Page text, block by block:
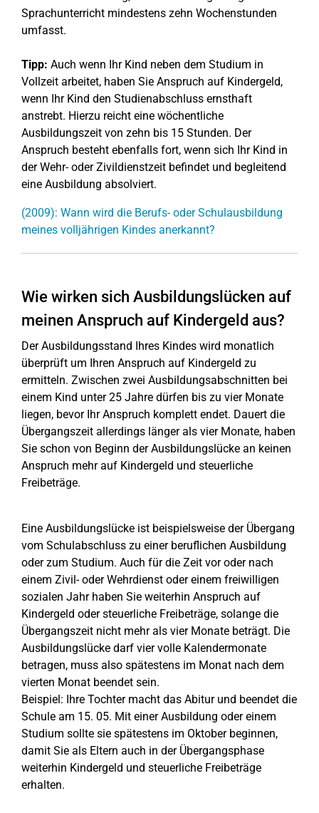
Sprachunterricht mindestens zehn Wochenstunden
umfasst.
Tipp: Auch wenn Ihr Kind neben dem Studium in
Vollzeit arbeitet, haben Sie Anspruch auf Kindergeld,
wenn Ihr Kind den Studienabschluss ernsthaft
anstrebt. Hierzu reicht eine wöchentliche
Ausbildungszeit von zehn bis 15 Stunden. Der
Anspruch besteht ebenfalls fort, wenn sich Ihr Kind in
der Wehr- oder Zivildienstzeit befindet und begleitend
eine Ausbildung absolviert.
(2009): Wann wird die Berufs- oder Schulausbildung
meines volljährigen Kindes anerkannt?
Wie wirken sich Ausbildungslücken auf
meinen Anspruch auf Kindergeld aus?
Der Ausbildungsstand Ihres Kindes wird monatlich
überprüft um Ihren Anspruch auf Kindergeld zu
ermitteln. Zwischen zwei Ausbildungsabschnitten bei
einem Kind unter 25 Jahre dürfen bis zu vier Monate
liegen, bevor Ihr Anspruch komplett endet. Dauert die
Übergangszeit allerdings länger als vier Monate, haben
Sie schon von Beginn der Ausbildungslücke an keinen
Anspruch mehr auf Kindergeld und steuerliche
Freibeträge.
Eine Ausbildungslücke ist beispielsweise der Übergang
vom Schulabschluss zu einer beruflichen Ausbildung
oder zum Studium. Auch für die Zeit vor oder nach
einem Zivil- oder Wehrdienst oder einem freiwilligen
sozialen Jahr haben Sie weiterhin Anspruch auf
Kindergeld oder steuerliche Freibeträge, solange die
Übergangszeit nicht mehr als vier Monate beträgt. Die
Ausbildungslücke darf vier volle Kalendermonate
betragen, muss also spätestens im Monat nach dem
vierten Monat beendet sein.
Beispiel: Ihre Tochter macht das Abitur und beendet die
Schule am 15. 05. Mit einer Ausbildung oder einem
Studium sollte sie spätestens im Oktober beginnen,
damit Sie als Eltern auch in der Übergangsphase
weiterhin Kindergeld und steuerliche Freibeträge
erhalten.